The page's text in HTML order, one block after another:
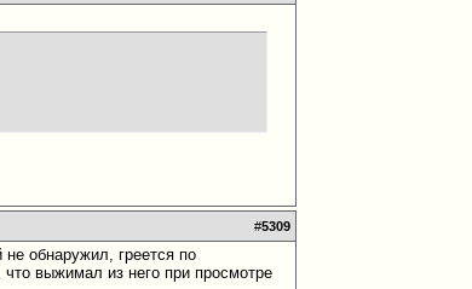
#5309
обнаружил, греется по
выжимал из него при просмотре